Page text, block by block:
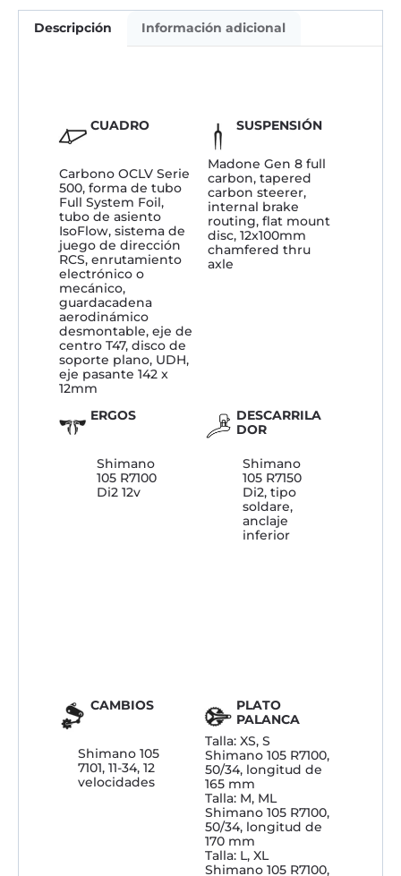
Descripción Información adicional
CUADRO
Carbono OCLV Serie
500, forma de tubo
Full System Foil,
tubo de asiento
IsoFlow, sistema de
juego de dirección
RCS, enrutamiento
electrónico o
mecánico,
guardacadena
aerodinámico
desmontable, eje de
centro T47, disco de
soporte plano, UDH,
eje pasante 142 x
12mm
SUSPENSIÓN
Madone Gen 8 full
carbon, tapered
carbon steerer,
internal brake
routing, flat mount
disc, 12x100mm
chamfered thru
axle
ERGOS
Shimano
105 R7100
Di2 12v
DESCARRILA
DOR
Shimano
105 R7150
Di2, tipo
soldare,
anclaje
inferior
CAMBIOS
Shimano 105
7101, 11-34, 12
velocidades
PLATO
PALANCA
Talla: XS, S
Shimano 105 R7100,
50/34, longitud de
165 mm
Talla: M, ML
Shimano 105 R7100,
50/34, longitud de
170 mm
Talla: L, XL
Shimano 105 R7100,